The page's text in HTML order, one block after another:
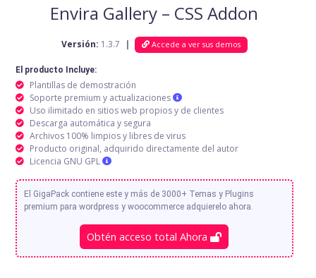
Envira Gallery – CSS Addon
Versión: 1.3.7 | Accede a ver sus demos
El producto Incluye:
Plantillas de demostración
Soporte premium y actualizaciones
Uso ilimitado en sitios web propios y de clientes
Descarga automática y segura
Archivos 100% limpios y libres de virus
Producto original, adquirido directamente del autor
Licencia GNU GPL
El GigaPack contiene este y más de 3000+ Temas y Plugins
premium para wordpress y woocommerce adquierelo ahora.
Obtén acceso total Ahora